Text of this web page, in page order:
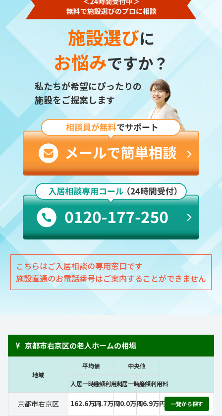
施設選びに
お悩みですか？
私たちが希望にぴったりの
施設をご提案します
こちらはご入居相談の専用窓口です
施設直通のお電話番号はご案内することができません
¥ 京都市右京区の老人ホームの相場
地域
平均値 中央値
入居一時金月額利用料入居一時金月額利用料
京都市右京区 162.6万円17.7万円20.0万円16.9万円 一覧から探す